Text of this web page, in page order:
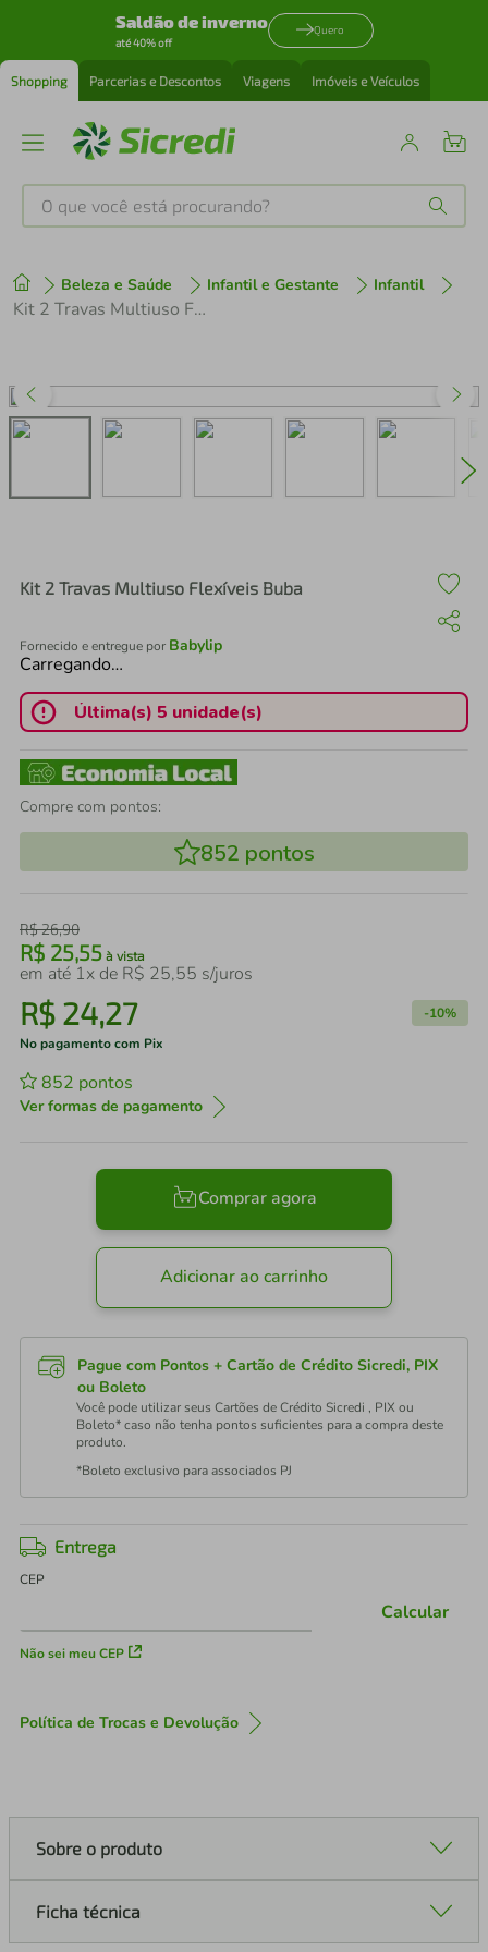
Saldão de inverno
até 40% off
Quero
Shopping Parcerias e Descontos Viagens Imóveis e Veículos
O que você está procurando?
Beleza e Saúde Infantil e Gestante Infantil
Kit 2 Travas Multiuso Flexíveis Buba
Kit 2 Travas Multiuso Flexíveis Buba
Fornecido e entregue por Babylip
Carregando…
Última(s) 5 unidade(s)
Compre com pontos:
852 pontos
R$26,90
R$ 25,55 à vista
em até 1x de R$ 25,55 s/juros
R$ 24,27 -10%
No pagamento com Pix
852 pontos
Ver formas de pagamento
Comprar agora
Adicionar ao carrinho
Pague com Pontos + Cartão de Crédito Sicredi, PIX
ou Boleto
Você pode utilizar seus Cartões de Crédito Sicredi , PIX ou
Boleto* caso não tenha pontos suficientes para a compra deste
produto.
*Boleto exclusivo para associados PJ
Entrega
CEP
Não sei meu CEP
Calcular
Política de Trocas e Devolução
Sobre o produto
Ficha técnica
1º tenis
perfume